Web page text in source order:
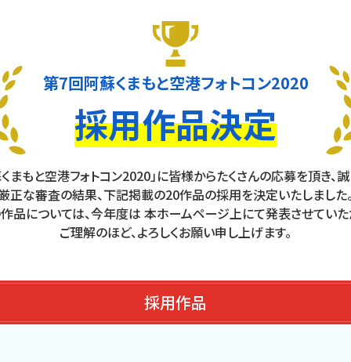
第7回阿蘇くまもと空港フォトコン2020
採用作品決定
まもと空港フォトコン2020」に皆様からたくさんの応募を頂き、
正な審査の結果、下記掲載の20作品の採用を決定いたしました
品については、今年度は 本ホームページ上にて発表させていた
ご理解のほど、よろしくお願い申し上げます。
採用作品